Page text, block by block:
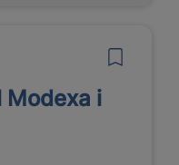
i